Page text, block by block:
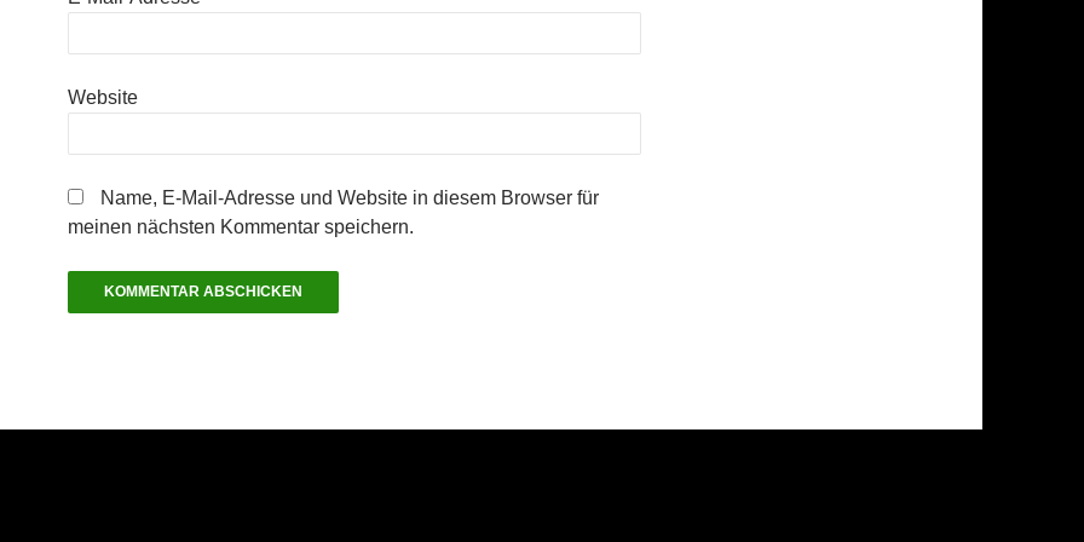
Website
Name, E-Mail-Adresse und Website in diesem Browser für
meinen nächsten Kommentar speichern.